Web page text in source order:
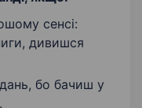
сенсі:
дивишся
бо бачиш у